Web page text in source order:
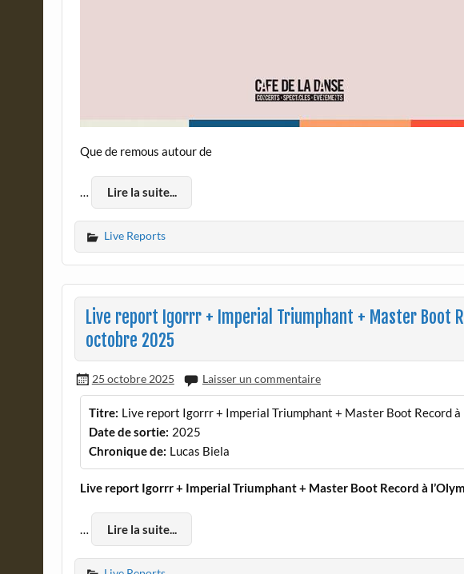
Que de remous autour de
… Lire la suite...
Live Reports
Live report Igorrr + Imperial Triumphant + Master Boot
octobre 2025
25 octobre 2025 Laisser un commentaire
Titre: Live report Igorrr + Imperial Triumphant + Master Boot Record
Date de sortie: 2025
Chronique de: Lucas Biela
Live report Igorrr + Imperial Triumphant + Master Boot Record à
… Lire la suite...